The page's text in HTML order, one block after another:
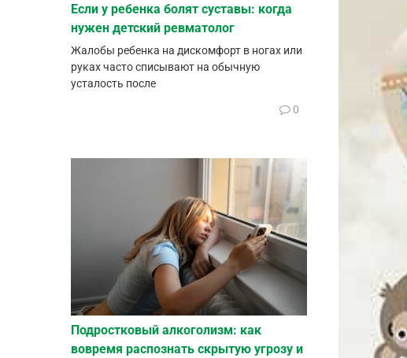
Если у ребенка болят суставы: когда
нужен детский ревматолог
Жалобы ребенка на дискомфорт в ногах или
руках часто списывают на обычную
усталость после
0
Подростковый алкоголизм: как
вовремя распознать скрытую угрозу и